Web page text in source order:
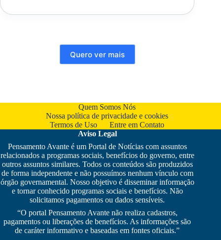
Quero ver mais
Quem Somos Nós
Nossa política de privacidade e cookies
Termos de Uso
Entre em Contato
Aviso Legal
Pensamento Avante é um Portal de Notícias com assuntos
relacionados a programas sociais, benefícios do governo, entre
outros assuntos similares. Todos os conteúdos são produzidos
de forma independente e não possuímos nenhum vínculo com
órgão governamental. Nosso objetivo é disseminar informação
e tornar conhecido programas sociais e benefícios. Não
solicitamos pagamentos ou dados sensíveis.
“O portal Pensamento Avante não realiza cadastros,
pagamentos ou liberações de benefícios. As informações são
de caráter informativo e baseadas em fontes oficiais.”